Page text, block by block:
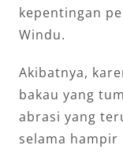
kepentingan
Windu.
Akibatnya,
bakau yang
abrasi yang
selama hampir